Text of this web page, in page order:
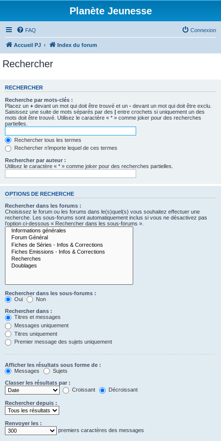
Planète Jeunesse
FAQ Connexion
Accueil PJ Index du forum
Rechercher
RECHERCHER
Recherche par mots-clés :
Placez un + devant un mot qui doit être trouvé et un - devant un mot qui doit être exclu.
Saisissez une suite de mots séparés par des | entre crochets si uniquement un des
mots doit être trouvé. Utilisez le caractère « * » comme joker pour des recherches
partielles.
Rechercher tous les termes
Rechercher n’importe lequel de ces termes
Rechercher par auteur :
Utilisez le caractère « * » comme joker pour des recherches partielles.
OPTIONS DE RECHERCHE
Rechercher dans les forums :
Choisissez le forum ou les forums dans le(s)quel(s) vous souhaitez effectuer une
recherche. Les sous-forums sont automatiquement inclus si vous ne désactivez pas
l’option ci-dessous « Rechercher dans les sous-forums ».
Rechercher dans les sous-forums :
Oui
Non
Rechercher dans :
Titres et messages
Messages uniquement
Titres uniquement
Premier message des sujets uniquement
Afficher les résultats sous forme de :
Messages
Sujets
Classer les résultats par :
Croissant
Décroissant
Rechercher depuis :
Renvoyer les :
premiers caractères des messages